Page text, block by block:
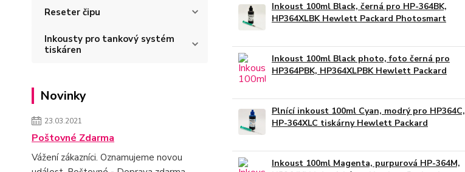
Reseter čipu
Inkousty pro tankový systém
tiskáren
Novinky
23.03.2021
Poštovné Zdarma
Vážení zákazníci. Oznamujeme novou
Inkoust 100ml Black, černá pro HP-364BK,
HP364XLBK Hewlett Packard Photosmart
Inkoust 100ml Black photo, foto černá pro
HP364PBK, HP364XLPBK Hewlett Packard
Plnící inkoust 100ml Cyan, modrý pro HP364C,
HP-364XLC tiskárny Hewlett Packard
Inkoust 100ml Magenta, purpurová HP-364M,